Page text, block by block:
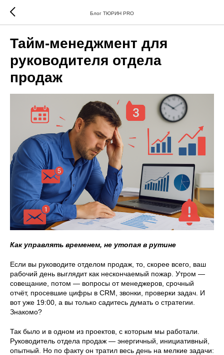
Блог ТЮРИН PRO
Тайм-менеджмент для
руководителя отдела
продаж
Как управлять временем, не утопая в рутине
Если вы руководите отделом продаж, то, скорее всего, ваш
рабочий день выглядит как нескончаемый пожар. Утром —
совещание, потом — вопросы от менеджеров, срочный
отчёт, просевшие цифры в CRM, звонки, проверки задач. И
вот уже 19:00, а вы только садитесь думать о стратегии.
Знакомо?
Так было и в одном из проектов, с которым мы работали.
Руководитель отдела продаж — энергичный, инициативный,
опытный. Но по факту он тратил весь день на мелкие задачи: